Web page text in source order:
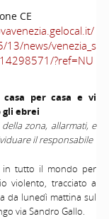
CE
news/venezia_s
?ref=NU
casa per casa e vi
gli ebrei
zona, allarmati, e
il responsabile
in tutto il mondo per
violento, tracciato a
da lunedì mattina sul
via Sandro Gallo.